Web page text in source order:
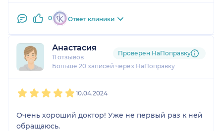
0 Ответ клиники
Анастасия
11 отзывов
Больше 20 записей через НаПоправку
Проверен НаПоправку
10.04.2024
Очень хороший доктор! Уже не первый раз к ней
обращаюсь.